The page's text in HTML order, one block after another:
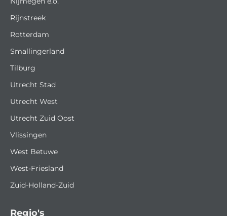
Regio's
Rijnstreek
Rotterdam
Smallingerland
Tilburg
Utrecht Stad
Utrecht West
Utrecht Zuid Oost
Vlissingen
West Betuwe
West-Friesland
Zuid-Holland-Zuid